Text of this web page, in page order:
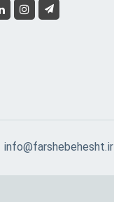
info@farshebehesht.ir